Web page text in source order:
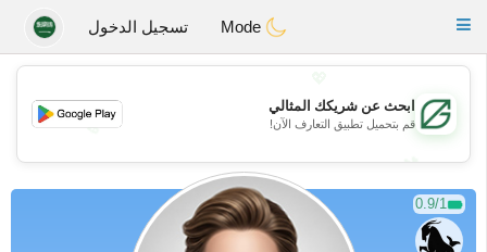
GulfDating
Toggle
تسجيل الدخول
💖
💕
💕
ابحث عن شريكك المثالي
قم بتحميل تطبيق التعارف الآن!
0.9/1